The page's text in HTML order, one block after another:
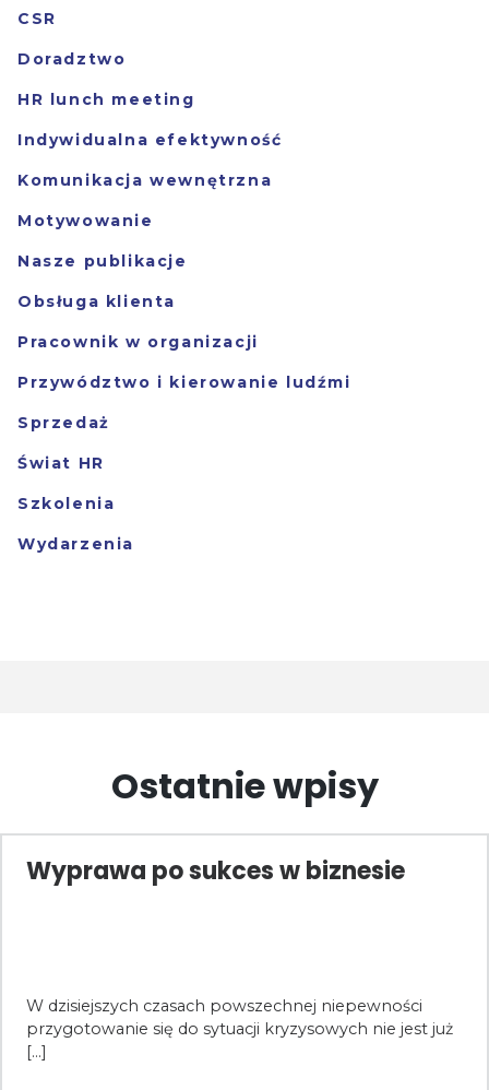
CSR
Doradztwo
HR lunch meeting
Indywidualna efektywność
Komunikacja wewnętrzna
Motywowanie
Nasze publikacje
Obsługa klienta
Pracownik w organizacji
Przywództwo i kierowanie ludźmi
Sprzedaż
Świat HR
Szkolenia
Wydarzenia
Ostatnie wpisy
Wyprawa po sukces w biznesie
W dzisiejszych czasach powszechnej niepewności
przygotowanie się do sytuacji kryzysowych nie jest już
[...]